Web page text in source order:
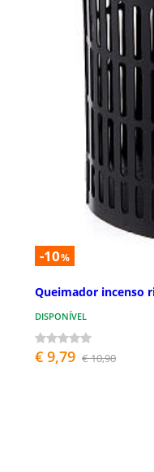
-10%
Queimador incenso
DISPONÍVEL
€ 9,79 € 10,90